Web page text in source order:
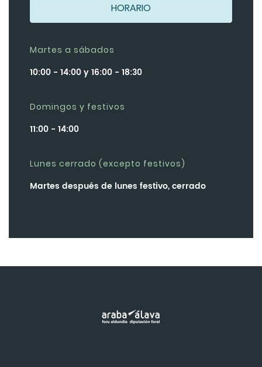
HORARIO
Martes a sábados
10:00 - 14:00 y 16:00 - 18:30
Domingos y festivos
11:00 - 14:00
Lunes cerrado (excepto festivos)
Martes después de lunes festivo, cerrado